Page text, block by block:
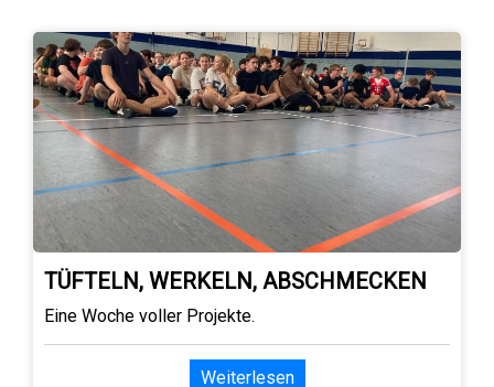
TÜFTELN, WERKELN, ABSCHMECKEN
Eine Woche voller Projekte.
Weiterlesen